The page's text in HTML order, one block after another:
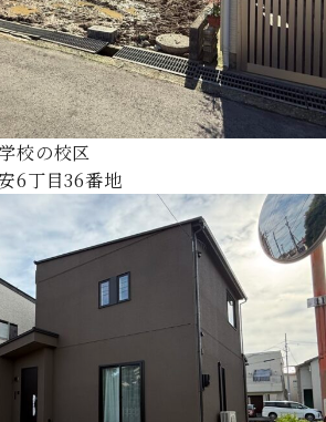
校の校区
6丁目36番地